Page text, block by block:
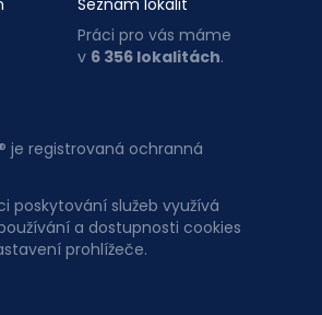
Práci pro vás máme
v 6 356 lokalitách.
je registrovaná ochranná
poskytování služeb využívá
a dostupnosti cookies
prohlížeče.